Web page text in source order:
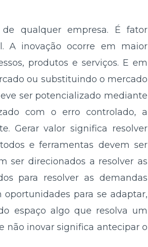
qualquer empresa. É fator
A inovação ocorre em maior
produtos e serviços. E em
ou substituindo o mercado
ser potencializado mediante
com o erro controlado, a
Gerar valor significa resolver
e ferramentas devem ser
ser direcionados a resolver as
para resolver as demandas
para se adaptar,
espaço algo que resolva um
não inovar significa antecipar o